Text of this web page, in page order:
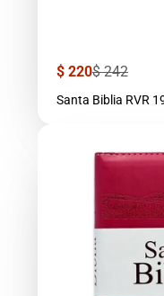
Precio
venta
$ 220Precio
$ 242
Santa Biblia RVR